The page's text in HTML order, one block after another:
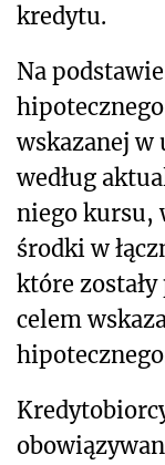
kredytu.
Na
wskazanej
według
niego kursu,
środki w
które
celem